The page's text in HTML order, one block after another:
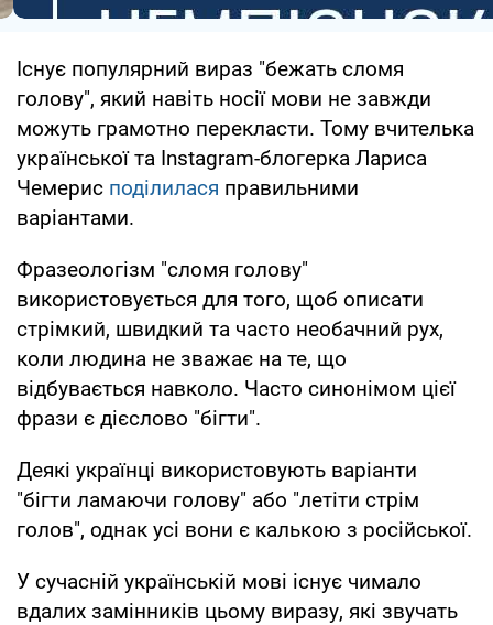
Існує популярний вираз "бежать сломя
голову", який навіть носії мови не завжди
можуть грамотно перекласти. Тому вчителька
української та Іnstagram-блогерка Лариса
Чемерис поділилася правильними
варіантами.
Фразеологізм "сломя голову"
використовується для того, щоб описати
стрімкий, швидкий та часто необачний рух,
коли людина не зважає на те, що
відбувається навколо. Часто синонімом цієї
фрази є дієслово "бігти".
Деякі українці використовують варіанти
"бігти ламаючи голову" або "летіти стрім
голов", однак усі вони є калькою з російської.
У сучасній українській мові існує чимало
вдалих замінників цьому виразу, які звучать